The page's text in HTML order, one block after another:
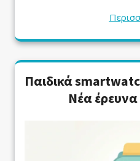
Παιδικά
Νέα